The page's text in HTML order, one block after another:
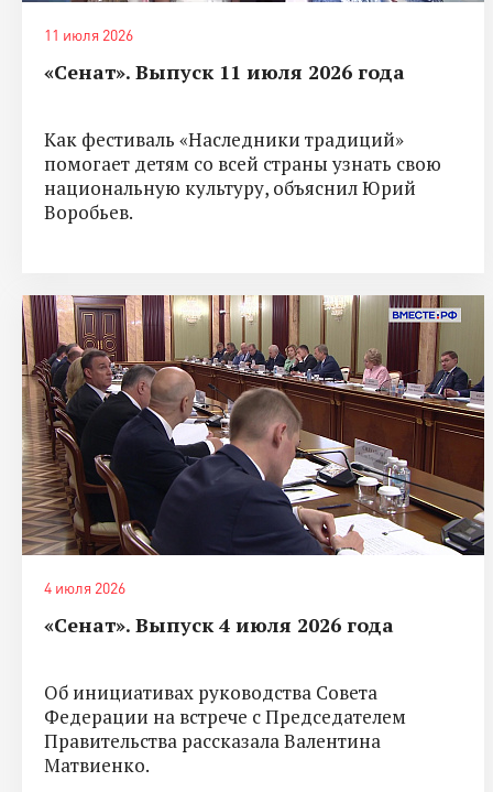
11 июля 2026
«Сенат». Выпуск 11 июля 2026 года
Как фестиваль «Наследники традиций»
помогает детям со всей страны узнать свою
национальную культуру, объяснил Юрий
Воробьев.
4 июля 2026
«Сенат». Выпуск 4 июля 2026 года
Об инициативах руководства Совета
Федерации на встрече с Председателем
Правительства рассказала Валентина
Матвиенко.